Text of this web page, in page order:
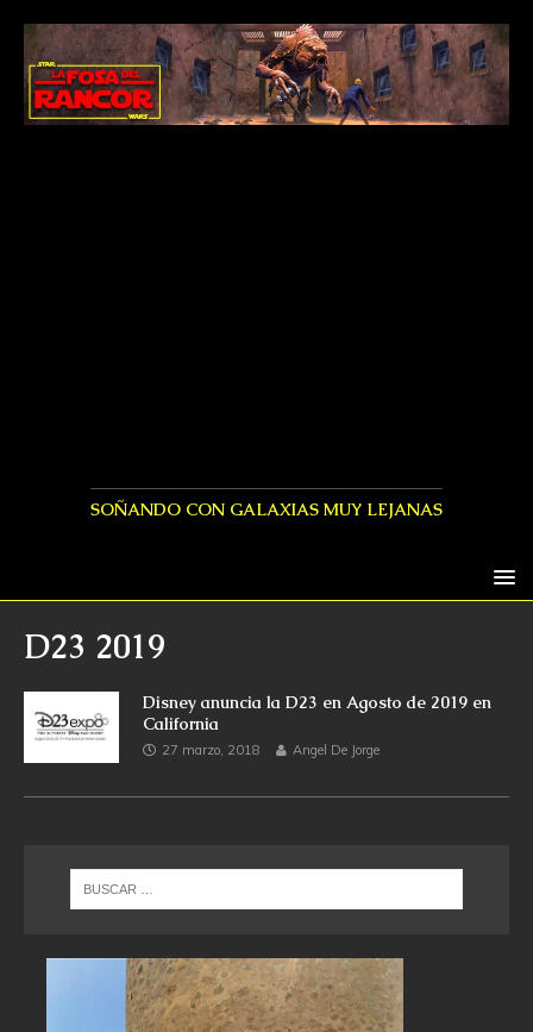
SOÑANDO CON GALAXIAS MUY LEJANAS
D23 2019
Disney anuncia la D23 en Agosto de 2019 en
California
27 marzo, 2018 Angel De Jorge